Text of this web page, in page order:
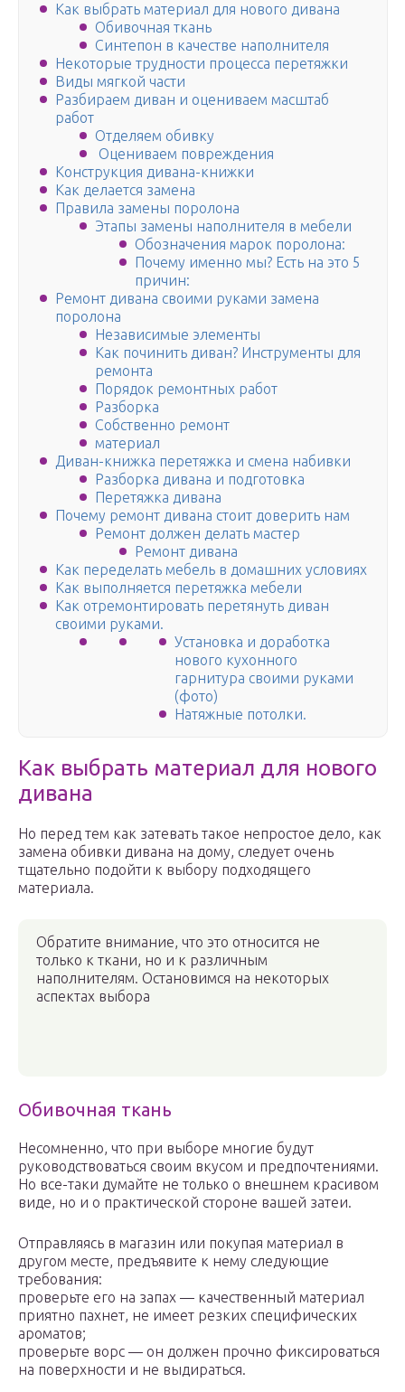
Как выбрать материал для нового дивана
Обивочная ткань
Синтепон в качестве наполнителя
Некоторые трудности процесса перетяжки
Виды мягкой части
Разбираем диван и оцениваем масштаб
работ
Отделяем обивку
Оцениваем повреждения
Конструкция дивана-книжки
Как делается замена
Правила замены поролона
Этапы замены наполнителя в мебели
Обозначения марок поролона:
Почему именно мы? Есть на это 5
причин:
Ремонт дивана своими руками замена
поролона
Независимые элементы
Как починить диван? Инструменты для
ремонта
Порядок ремонтных работ
Разборка
Собственно ремонт
материал
Диван-книжка перетяжка и смена набивки
Разборка дивана и подготовка
Перетяжка дивана
Почему ремонт дивана стоит доверить нам
Ремонт должен делать мастер
Ремонт дивана
Как переделать мебель в домашних условиях
Как выполняется перетяжка мебели
Как отремонтировать перетянуть диван
своими руками.
Установка и доработка
нового кухонного
гарнитура своими руками
(фото)
Натяжные потолки.
Как выбрать материал для нового
дивана
Но перед тем как затевать такое непростое дело, как
замена обивки дивана на дому, следует очень
тщательно подойти к выбору подходящего
материала.
Обратите внимание, что это относится не
только к ткани, но и к различным
наполнителям. Остановимся на некоторых
аспектах выбора
Обивочная ткань
Несомненно, что при выборе многие будут
руководствоваться своим вкусом и предпочтениями.
Но все-таки думайте не только о внешнем красивом
виде, но и о практической стороне вашей затеи.
Отправляясь в магазин или покупая материал в
другом месте, предъявите к нему следующие
требования:
проверьте его на запах — качественный материал
приятно пахнет, не имеет резких специфических
ароматов;
проверьте ворс — он должен прочно фиксироваться
на поверхности и не выдираться.